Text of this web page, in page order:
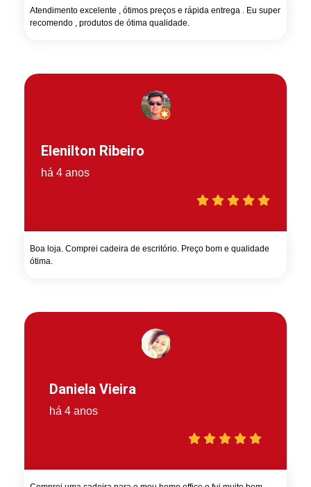
Atendimento excelente , ótimos preços e rápida entrega . Eu super
recomendo , produtos de ótima qualidade.
Elenilton Ribeiro
há 4 anos
Boa loja. Comprei cadeira de escritório. Preço bom e qualidade
ótima.
Daniela Vieira
há 4 anos